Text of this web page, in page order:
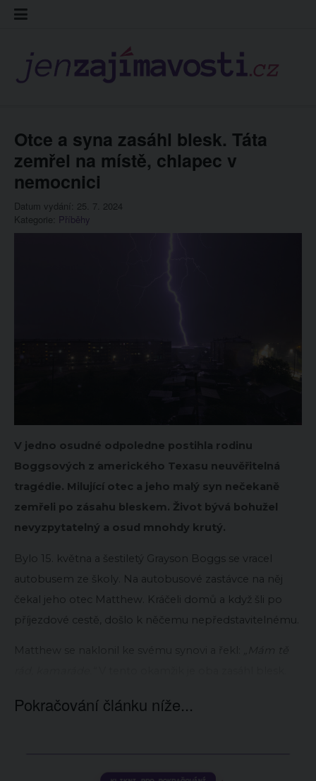
Skip
Otce a syna zasáhl blesk. Táta
zemřel na místě, chlapec v
nemocnici
Datum vydání: 25. 7. 2024
Kategorie: Příběhy
V jedno osudné odpoledne postihla rodinu
Boggsových z amerického Texasu neuvěřitelná
tragédie. Milující otec a jeho malý syn nečekaně
zemřeli po zásahu bleskem. Život bývá bohužel
nevyzpytatelný a osud mnohdy krutý.
Bylo 15. května a šestiletý Grayson Boggs se vracel
autobusem ze školy. Na autobusové zastávce na něj
čekal jeho otec Matthew. Kráčeli domů a když šli po
příjezdové cestě, došlo k něčemu nepředstavitelnému.
Pokračování článku níže...